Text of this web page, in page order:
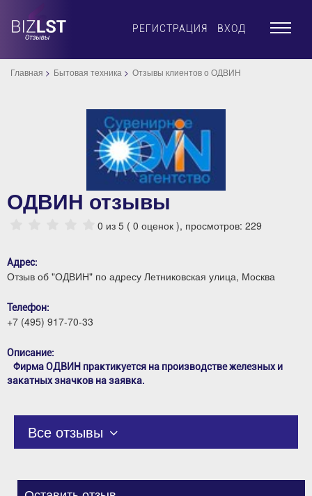
РЕГИСТРАЦИЯ ВХОД ×
Главная Бытовая техника Отзывы клиентов о ОДВИН
ОДВИН отзывы
0 из 5 ( 0 оценок ), просмотров: 229
Адрес:
Отзыв об "ОДВИН" по адресу Летниковская улица, Москва
Телефон:
+7 (495) 917-70-33
Описание:
Фирма ОДВИН практикуется на производстве железных и
закатных значков на заявка.
Все отзывы